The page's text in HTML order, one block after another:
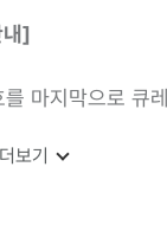
내]
마지막으로 큐
더보기